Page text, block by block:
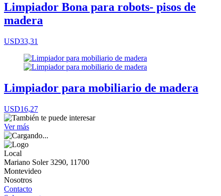
Limpiador Bona para robots- pisos de
madera
USD33,31
Limpiador para mobiliario de madera
USD16,27
Ver más
Local
Mariano Soler 3290, 11700
Montevideo
Nosotros
Contacto